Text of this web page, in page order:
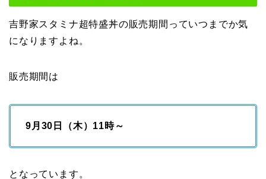
吉野家スタミナ超特盛丼の販売期間っていつまでか気
になりますよね。
販売期間は
9月30日（木）11時～
となっています。